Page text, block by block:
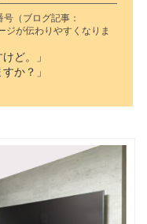
（ブログ記事：
ジが伝わりやすくなりま
ど。」
か？」